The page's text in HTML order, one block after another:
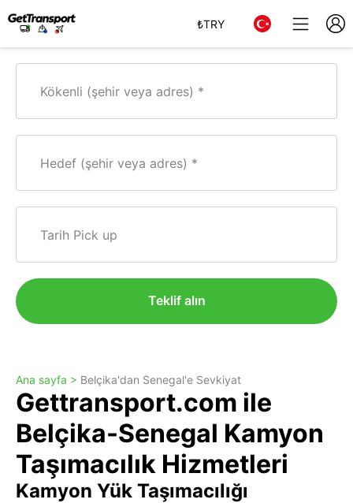
₺TRY
Kökenli (şehir veya adres)
Hedef (şehir veya adres)
Tarih Pick up
Teklif alın
Ana sayfa > Belçika'dan Senegal'e Sevkiyat
Gettransport.com ile
Belçika-Senegal Kamyon
Taşımacılık Hizmetleri
Kamyon Yük Taşımacılığı